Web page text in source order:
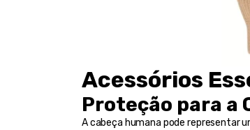
Acessórios
Proteção para a
A cabeça humana pode representar